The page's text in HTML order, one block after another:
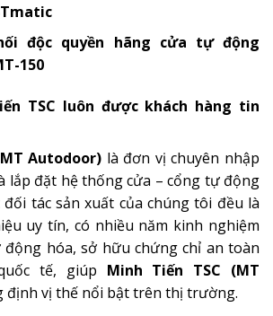
độc quyền hãng cửa tự động
150
TSC luôn được khách hàng tin
Autodoor) là đơn vị chuyên nhập
lắp đặt hệ thống cửa – cổng tự động
đối tác sản xuất của chúng tôi đều là
uy tín, có nhiều năm kinh nghiệm
hóa, sở hữu chứng chỉ an toàn
tế, giúp Minh Tiến TSC (MT
định vị thế nổi bật trên thị trường.